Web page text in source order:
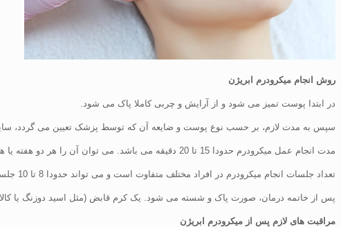
روش انجام میکرودرم ابریژن
در ابتدا پوست تمیز می شود و از آرایش و چربی کاملا پاک می شود.
سپس به مدت لازم، بر حسب نوع پوست و ضایعه آن که توسط پزشک تعیین می گردد،
مدت انجام عمل میکرودرم حدودا 15 تا 20 دقیقه می باشد. می توان آن را هر دو هفته یا هر هفته یا هر ماه یک بار (بسته به بیمار) انجام داد.
تعداد جلسات انجام میکرودرم در افراد مختلف متفاوت است و می تواند حدودا 8 تا 10 جلسه باشد.
پس از خاتمه درمان، صورت پاک و شسته می شود. یک کرم قابض (مثل اسید دوزنگ یا
مراقبت های لازم پس از میکرودرم ابریژن